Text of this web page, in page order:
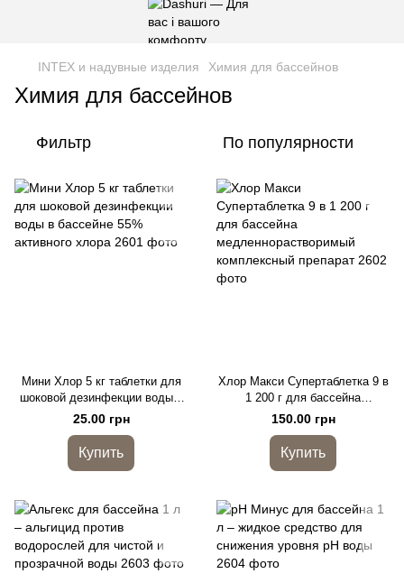
INTEX и надувные изделия Химия для бассейнов
Химия для бассейнов
Фильтр По популярности
Мини Хлор 5 кг таблетки для
шоковой дезинфекции воды в
бассейне 55% активного хлора
25.00 грн
Купить
Хлор Макси Супертаблетка 9 в
1 200 г для бассейна
медленнорастворимый
комплексный препарат
150.00 грн
Купить